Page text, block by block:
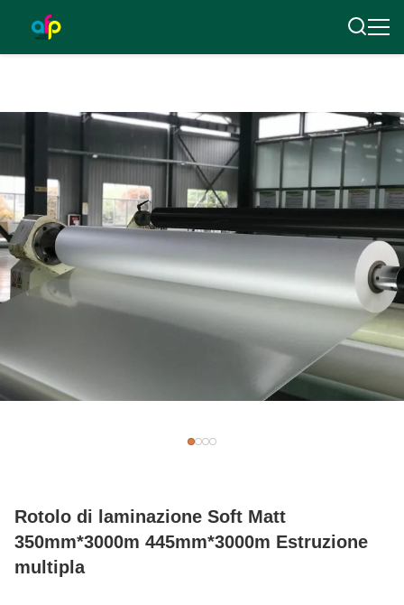
Rotolo di laminazione Soft Matt
350mm*3000m 445mm*3000m Estruzione
multipla